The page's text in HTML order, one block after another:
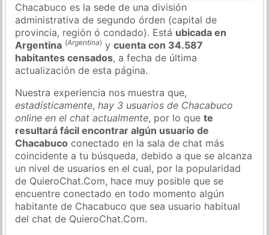
Chacabuco es la sede de una división
administrativa de segundo órden (capital de
provincia, región ó condado). Está ubicada en
Argentina (Argentina) ycuenta con 34.587
habitantes censados, a fecha de última
actualización de esta página.
Nuestra experiencia nos muestra que,
estadísticamente,hay 3 usuarios de Chacabuco
online en el chat actualmente, por lo quete
resultará fácil encontrar algún usuario de
Chacabuco conectado en la sala de chat más
coincidente a tu búsqueda, debido a que se alcanza
un nivel de usuarios en el cual, por la popularidad
de QuieroChat.Com, hace muy posible que se
encuentre conectado en todo momento algún
habitante de Chacabuco que sea usuario habitual
del chat de QuieroChat.Com.